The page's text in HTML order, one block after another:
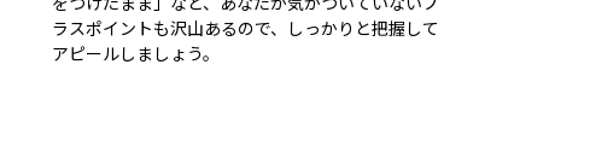
ラスポイントも沢山あるので、しっかりと把握して
アピールしましょう。